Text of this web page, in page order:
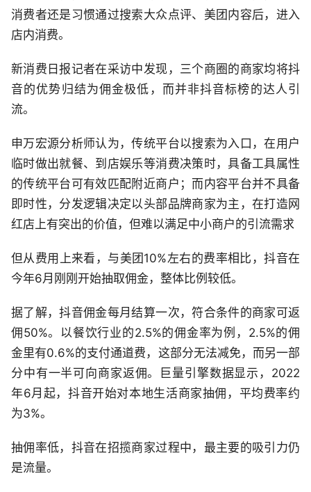
消费者还是习惯通过搜索大众点评、美团内容后，进入
店内消费。
新消费日报记者在采访中发现，三个商圈的商家均将抖
音的优势归结为佣金极低，而并非抖音标榜的达人引
流。
申万宏源分析师认为，传统平台以搜索为入口，在用户
临时做出就餐、到店娱乐等消费决策时，具备工具属性
的传统平台可有效匹配附近商户；而内容平台并不具备
即时性，分发逻辑决定以头部品牌商家为主，在打造网
红店上有突出的价值，但难以满足中小商户的引流需求
但从费用上来看，与美团10%左右的费率相比，抖音在
今年6月刚刚开始抽取佣金，整体比例较低。
据了解，抖音佣金每月结算一次，符合条件的商家可返
佣50%。以餐饮行业的2.5%的佣金率为例，2.5%的佣
金里有0.6%的支付通道费，这部分无法减免，而另一部
分中有一半可向商家返佣。巨量引擎数据显示，2022
年6月起，抖音开始对本地生活商家抽佣，平均费率约
为3%。
抽佣率低，抖音在招揽商家过程中，最主要的吸引力仍
是流量。